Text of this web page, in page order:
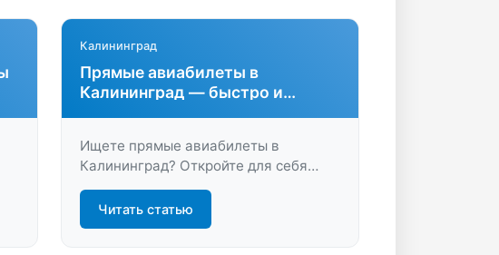
Калининград
Прямые авиабилеты в
Калининград — быстро и
Ищете прямые авиабилеты в
Калининград? Откройте для себя
удобство и экономию времени на
LastBilet.ru: сравните цены, выберите
лучший рейс без пересадок и
Читать статью